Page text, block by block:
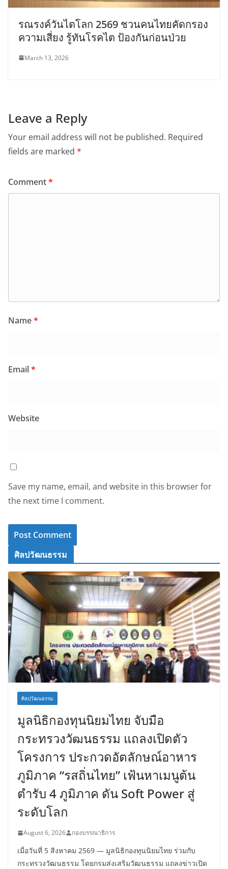
รณรงค์วันไตโลก 2569 ชวนคนไทยคัดกรอง
ความเสี่ยง รู้ทันโรคไต ป้องกันก่อนป่วย
March 13, 2026
Leave a Reply
Your email address will not be published. Required
fields are marked *
Comment*
Name*
Email*
Website
Save my name, email, and website in this browser for
the next time I comment.
ศิลปวัฒนธรรม
ศิลปวัฒนธรรม
มูลนิธิกองทุนนิยมไทย จับมือ
กระทรวงวัฒนธรรม แถลงเปิดตัว
โครงการ ประกวดอัตลักษณ์อาหาร
ภูมิภาค “รสถิ่นไทย” เฟ้นหาเมนูต้น
ตำรับ 4 ภูมิภาค ดัน Soft Power สู่
ระดับโลก
August 6, 2026 กองบรรณาธิการ
เมื่อวันที่ 5 สิงหาคม 2569 — มูลนิธิกองทุนนิยมไทย ร่วมกับ
กระทรวงวัฒนธรรม โดยกรมส่งเสริมวัฒนธรรม แถลงข่าวเปิด